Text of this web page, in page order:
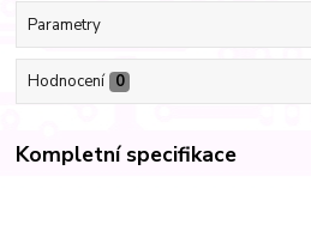
Parametry
Hodnocení 0
Kompletní specifikace